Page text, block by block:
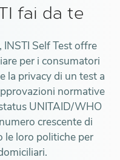
fai da te
Self Test offre
per i consumatori
la privacy di un test a
normative
UNITAID/WHO
crescente di
le loro politiche per